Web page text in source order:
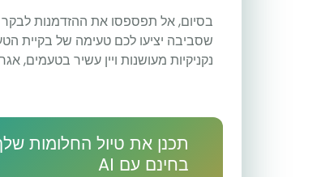
בסיום, אל תפספסו את ההזדמנות לבקר
שסביבה יציעו לכם טעימה של בקיית
נקניקיות מעושנות ויין עשיר בטעמים,
תכנן את טיול החלומות
בחינם עם AI